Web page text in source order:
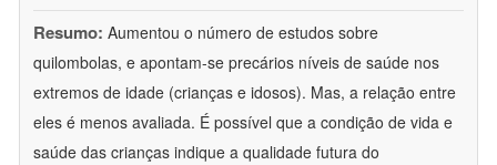
Resumo: Aumentou o número de estudos sobre
quilombolas, e apontam-se precários níveis de saúde nos
extremos de idade (crianças e idosos). Mas, a relação entre
eles é menos avaliada. É possível que a condição de vida e
saúde das crianças indique a qualidade futura do